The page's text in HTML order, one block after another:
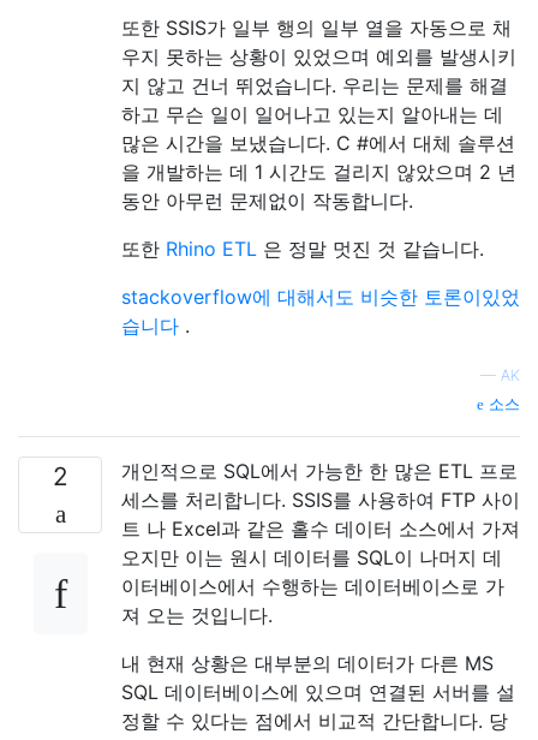
또한 SSIS가 일부 행의 일부 열을 자동으로 채
우지 못하는 상황이 있었으며 예외를 발생시키
지 않고 건너 뛰었습니다. 우리는 문제를 해결
하고 무슨 일이 일어나고 있는지 알아내는 데
많은 시간을 보냈습니다. C #에서 대체 솔루션
을 개발하는 데 1 시간도 걸리지 않았으며 2 년
동안 아무런 문제없이 작동합니다.
또한 Rhino ETL 은 정말 멋진 것 같습니다.
stackoverflow에 대해서도 비슷한 토론이있었
습니다 .
— AK
소스
2
개인적으로 SQL에서 가능한 한 많은 ETL 프로
세스를 처리합니다. SSIS를 사용하여 FTP 사이
트 나 Excel과 같은 홀수 데이터 소스에서 가져
오지만 이는 원시 데이터를 SQL이 나머지 데
이터베이스에서 수행하는 데이터베이스로 가
져 오는 것입니다.
내 현재 상황은 대부분의 데이터가 다른 MS
SQL 데이터베이스에 있으며 연결된 서버를 설
정할 수 있다는 점에서 비교적 간단합니다. 당